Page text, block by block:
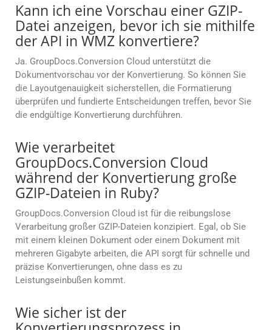
Kann ich eine Vorschau einer GZIP-
Datei anzeigen, bevor ich sie mithilfe
der API in WMZ konvertiere?
Ja. GroupDocs.Conversion Cloud unterstützt die
Dokumentvorschau vor der Konvertierung. So können Sie
die Layoutgenauigkeit sicherstellen, die Formatierung
überprüfen und fundierte Entscheidungen treffen, bevor Sie
die endgültige Konvertierung durchführen.
Wie verarbeitet
GroupDocs.Conversion Cloud
während der Konvertierung große
GZIP-Dateien in Ruby?
GroupDocs.Conversion Cloud ist für die reibungslose
Verarbeitung großer GZIP-Dateien konzipiert. Egal, ob Sie
mit einem kleinen Dokument oder einem Dokument mit
mehreren Gigabyte arbeiten, die API sorgt für schnelle und
präzise Konvertierungen, ohne dass es zu
Leistungseinbußen kommt.
Wie sicher ist der